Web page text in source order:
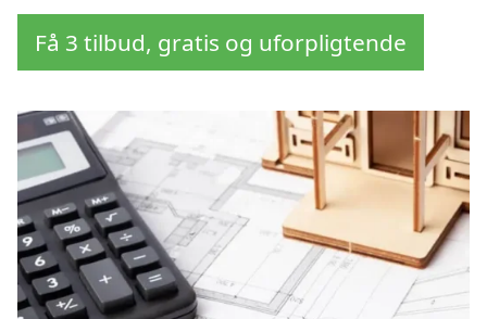
Få 3 tilbud, gratis og uforpligtende